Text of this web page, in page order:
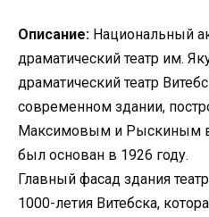
Описание: Национальный
драматический театр им.
драматический театр
современном здании,
Максимовым и Рыскиным в
был основан в 1926 году.
Главный фасад здания
1000-летия Витебска,